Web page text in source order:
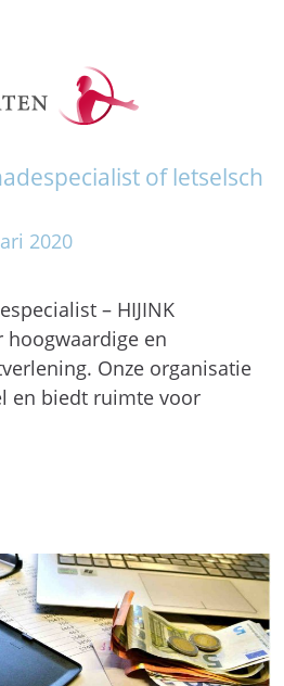
of letselsch
2020
– HIJINK
hoogwaardige en
Onze organisatie
en biedt ruimte voor